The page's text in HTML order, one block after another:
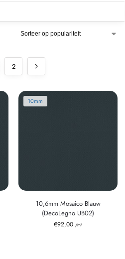
2
10mm
10,6mm Mosaico Blauw
(DecoLegno UB02)
€92,00 /m²